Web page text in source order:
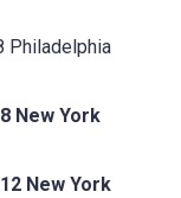
Philadelphia
New York
New York